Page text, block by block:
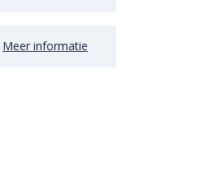
Meer informatie